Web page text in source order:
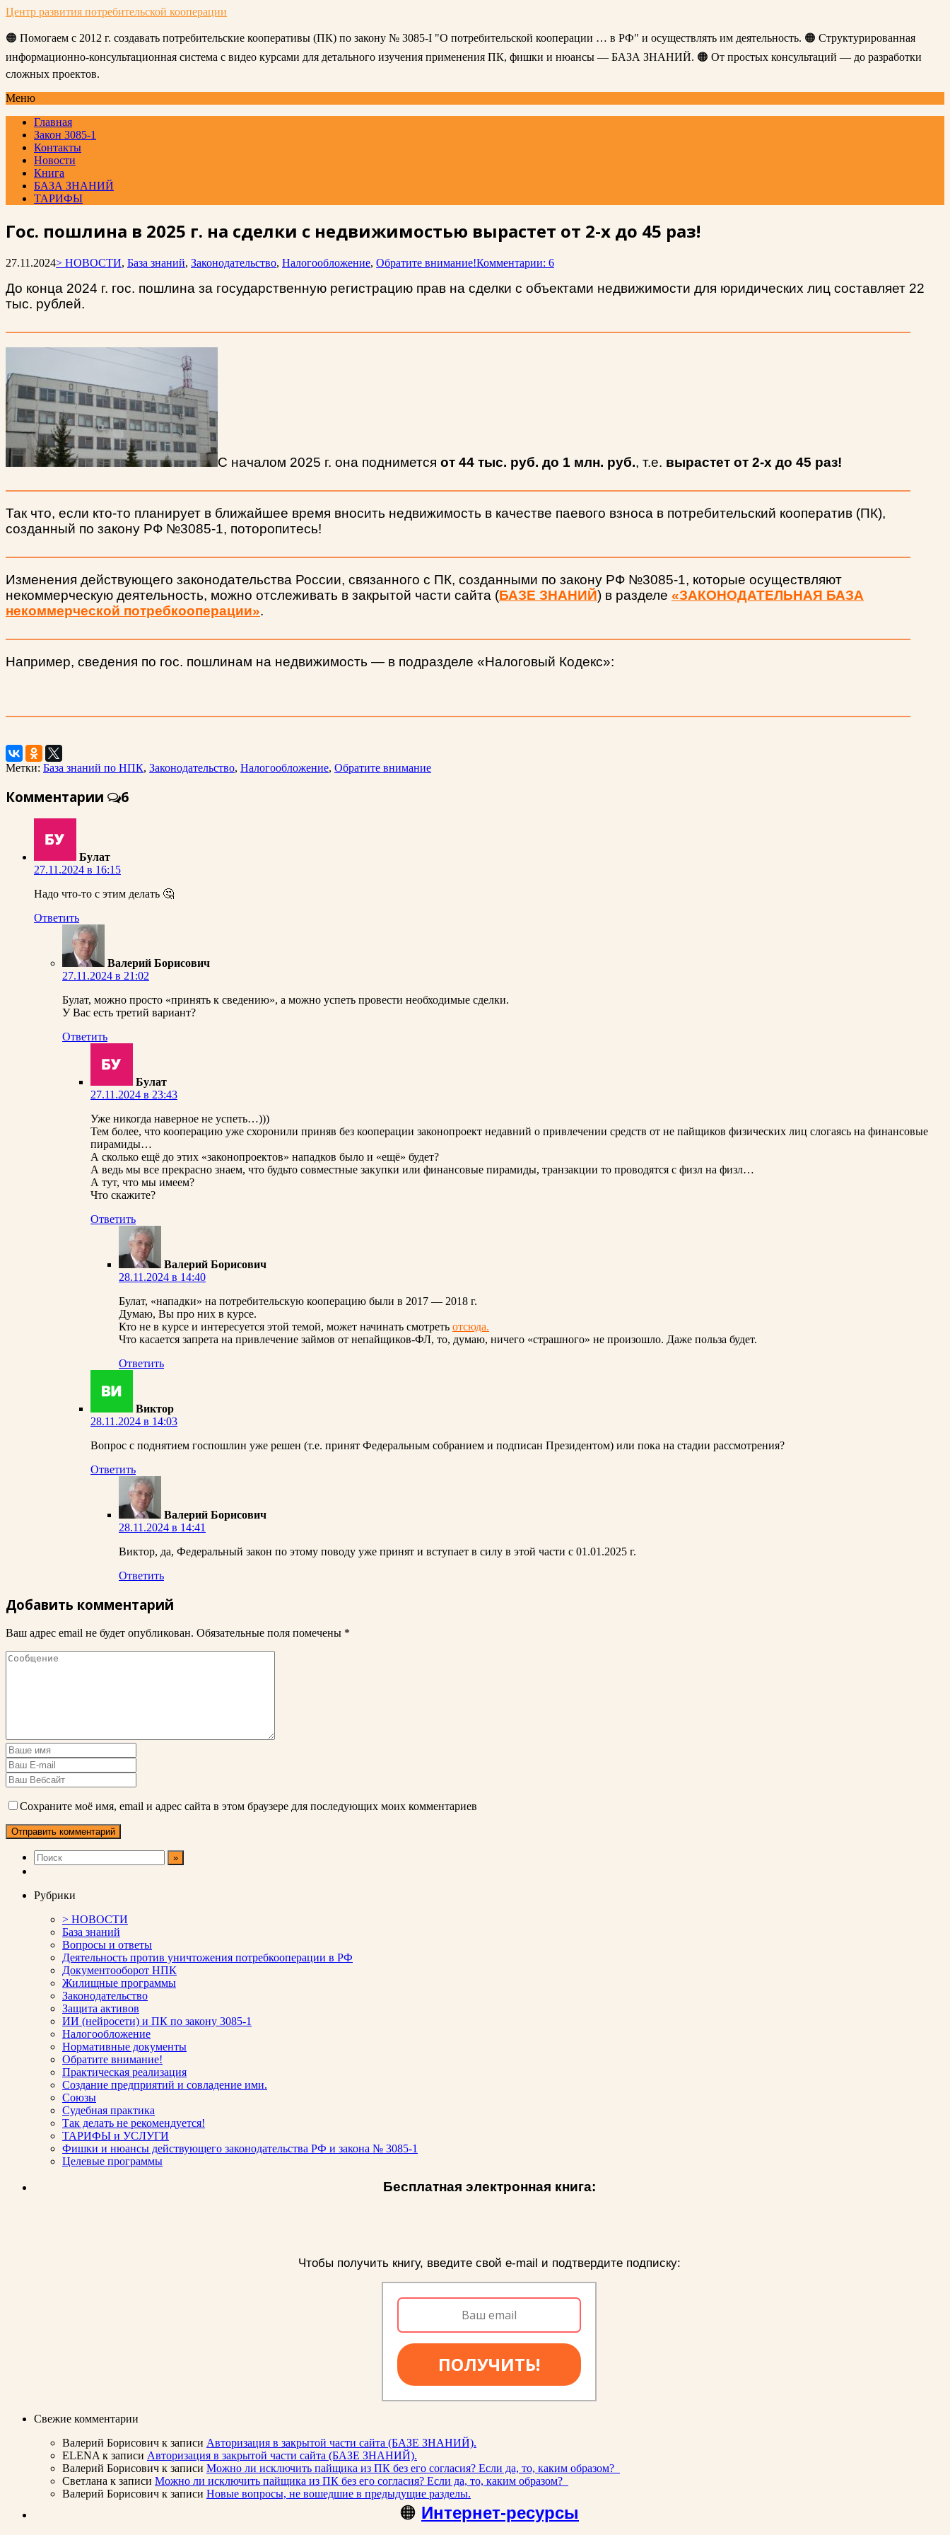
Центр развития потребительской кооперации
🟠 Помогаем с 2012 г. создавать потребительские кооперативы (ПК) по закону № 3085-I "О потребительской кооперации … в РФ" и осуществлять им деятельность. 🟠 Структурированная
информационно-консультационная система с видео курсами для детального изучения применения ПК, фишки и нюансы — БАЗА ЗНАНИЙ. 🟠 От простых консультаций — до разработки
сложных проектов.
Меню
Главная
Закон 3085-1
Контакты
Новости
Книга
БАЗА ЗНАНИЙ
ТАРИФЫ
Гос. пошлина в 2025 г. на сделки с недвижимостью вырастет от 2-х до 45 раз!
27.11.2024> НОВОСТИ, База знаний, Законодательство, Налогообложение, Обратите внимание!Комментарии: 6
До конца 2024 г. гос. пошлина за государственную регистрацию прав на сделки с объектами недвижимости для юридических лиц составляет 22
тыс. рублей.
С началом 2025 г. она поднимется от 44 тыс. руб. до 1 млн. руб., т.е. вырастет от 2-х до 45 раз!
Так что, если кто-то планирует в ближайшее время вносить недвижимость в качестве паевого взноса в потребительский кооператив (ПК),
созданный по закону РФ №3085-1, поторопитесь!
Изменения действующего законодательства России, связанного с ПК, созданными по закону РФ №3085-1, которые осуществляют
некоммерческую деятельность, можно отслеживать в закрытой части сайта (БАЗЕ ЗНАНИЙ) в разделе «ЗАКОНОДАТЕЛЬНАЯ БАЗА
некоммерческой потребкооперации».
Например, сведения по гос. пошлинам на недвижимость — в подразделе «Налоговый Кодекс»:
Метки: База знаний по НПК, Законодательство, Налогообложение, Обратите внимание
Комментарии 6
Булат
27.11.2024 в 16:15
Надо что-то с этим делать 🤔
Ответить
Валерий Борисович
27.11.2024 в 21:02
Булат, можно просто «принять к сведению», а можно успеть провести необходимые сделки.
У Вас есть третий вариант?
Ответить
Булат
27.11.2024 в 23:43
Уже никогда наверное не успеть…)))
Тем более, что кооперацию уже схоронили приняв без кооперации законопроект недавний о привлечении средств от не пайщиков физических лиц слогаясь на финансовые
пирамиды…
А сколько ещё до этих «законопроектов» нападков было и «ещё» будет?
А ведь мы все прекрасно знаем, что будьто совместные закупки или финансовые пирамиды, транзакции то проводятся с физл на физл…
А тут, что мы имеем?
Что скажите?
Ответить
Валерий Борисович
28.11.2024 в 14:40
Булат, «нападки» на потребительскую кооперацию были в 2017 — 2018 г.
Думаю, Вы про них в курсе.
Кто не в курсе и интересуется этой темой, может начинать смотреть отсюда.
Что касается запрета на привлечение займов от непайщиков-ФЛ, то, думаю, ничего «страшного» не произошло. Даже польза будет.
Ответить
Виктор
28.11.2024 в 14:03
Вопрос с поднятием госпошлин уже решен (т.е. принят Федеральным собранием и подписан Президентом) или пока на стадии рассмотрения?
Ответить
Валерий Борисович
28.11.2024 в 14:41
Виктор, да, Федеральный закон по этому поводу уже принят и вступает в силу в этой части с 01.01.2025 г.
Ответить
Добавить комментарий
Ваш адрес email не будет опубликован. Обязательные поля помечены *
Сохраните моё имя, email и адрес сайта в этом браузере для последующих моих комментариев
Рубрики
> НОВОСТИ
База знаний
Вопросы и ответы
Деятельность против уничтожения потребкооперации в РФ
Документооборот НПК
Жилищные программы
Законодательство
Защита активов
ИИ (нейросети) и ПК по закону 3085-1
Налогообложение
Нормативные документы
Обратите внимание!
Практическая реализация
Создание предприятий и совладение ими.
Союзы
Судебная практика
Так делать не рекомендуется!
ТАРИФЫ и УСЛУГИ
Фишки и нюансы действующего законодательства РФ и закона № 3085-1
Целевые программы
Бесплатная электронная книга:
Чтобы получить книгу, введите свой e-mail и подтвердите подписку:
ПОЛУЧИТЬ!
Свежие комментарии
Валерий Борисович к записи Авторизация в закрытой части сайта (БАЗЕ ЗНАНИЙ).
ELENA к записи Авторизация в закрытой части сайта (БАЗЕ ЗНАНИЙ).
Валерий Борисович к записи Можно ли исключить пайщика из ПК без его согласия? Если да, то, каким образом?
Светлана к записи Можно ли исключить пайщика из ПК без его согласия? Если да, то, каким образом?
Валерий Борисович к записи Новые вопросы, не вошедшие в предыдущие разделы.
🟠 Интернет-ресурсы